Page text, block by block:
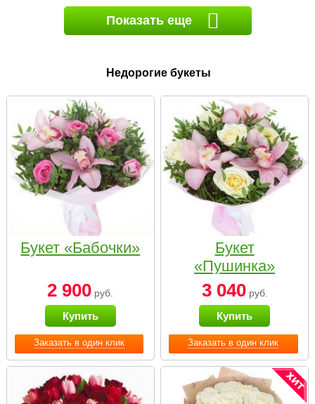
Показать еще
Недорогие букеты
Заказать в один клик
Букет «Бабочки»
2 900 руб.
Купить
Заказать в один клик
Букет
«Пушинка»
3 040руб.
Купить